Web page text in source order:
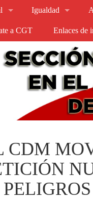
Igualdad
a CGT Enlaces de
CDM